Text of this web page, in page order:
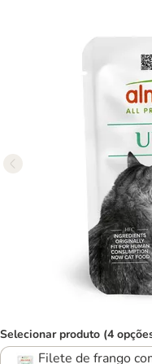
Selecionar produto (4
Filete de frango